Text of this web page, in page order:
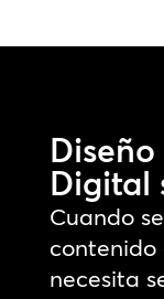
Digital
Cuando
contenido
necesita